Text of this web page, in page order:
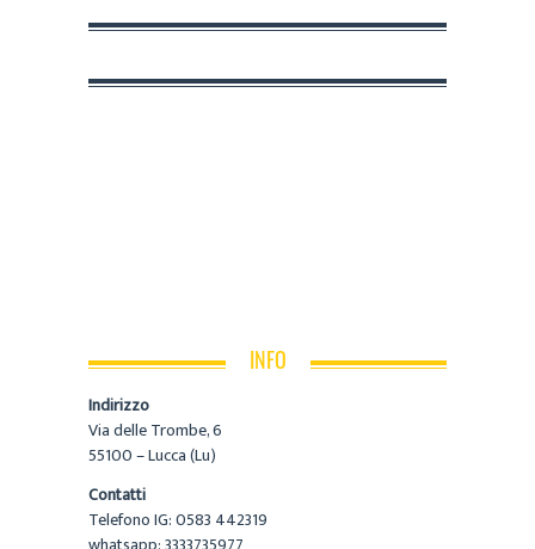
INFO
Indirizzo
Via delle Trombe, 6
55100 – Lucca (Lu)
Contatti
Telefono IG: 0583 442319